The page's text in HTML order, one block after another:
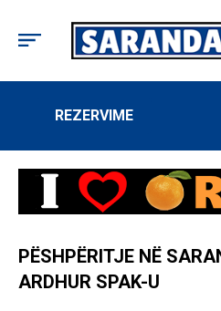
REZERVIME
PËSHPËRITJE NË
ARDHUR SPAK-U